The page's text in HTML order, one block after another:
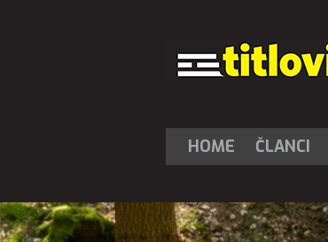
HOME ČLANCI